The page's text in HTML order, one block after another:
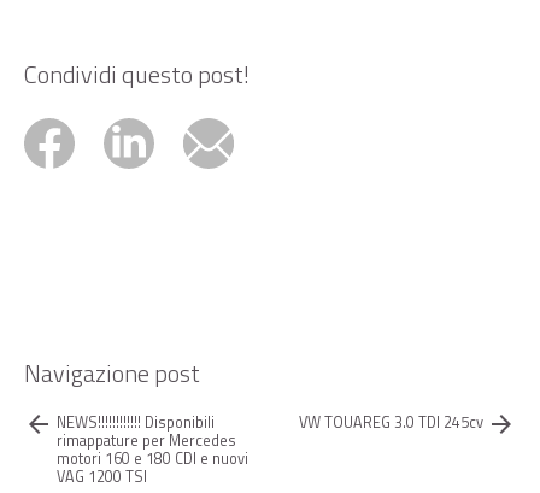
Condividi questo post!
Navigazione post
arrow_back NEWS!!!!!!!!!!!! Disponibili
rimappature per Mercedes
motori 160 e 180 CDI e nuovi
VAG 1200 TSI
VW TOUAREG 3.0 TDI 245cv arrow_forward